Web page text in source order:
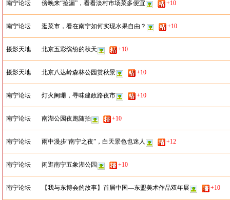
南宁论坛 傍晚来“捡漏”，看看淡村市场菜多便宜 +10
南宁论坛 逛菜市，看在南宁如何实现水果自由？ +10
摄影天地 北京五彩缤纷的秋天 +10
摄影天地 北京八达岭森林公园赏秋景 +10
南宁论坛 灯火阑珊，寻味建政路夜市 +10
南宁论坛 南湖公园夜跑随拍 +10
南宁论坛 雨中漫步“南宁之夜”，白天景色也迷人 +12
南宁论坛 闲逛南宁五象湖公园 +10
南宁论坛 【我与东博会的故事】首届中国—东盟美术作品双年展 +10